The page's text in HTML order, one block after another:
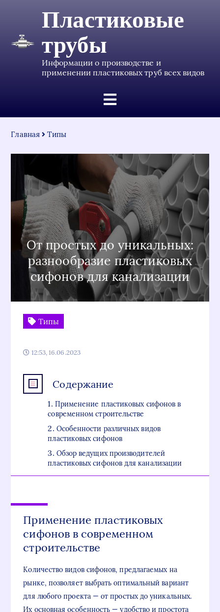
Пластиковые
трубы
Информации о производстве и
применении пластиковых труб всех видов
Главная Типы
От простых до уникальных:
разнообразие пластиковых
сифонов для канализации
Типы
12:53, 16.06.2023
Содержание
Применение пластиковых сифонов в
современном строительстве
Особенности различных видов
пластиковых сифонов
Обзор ведущих производителей
пластиковых сифонов для канализации
Применение пластиковых
сифонов в современном
строительстве
Количество видов сифонов, предлагаемых на
рынке, позволяет выбрать оптимальный вариант
для любого проекта — от простых до уникальных.
Их основная особенность — удобство и простота